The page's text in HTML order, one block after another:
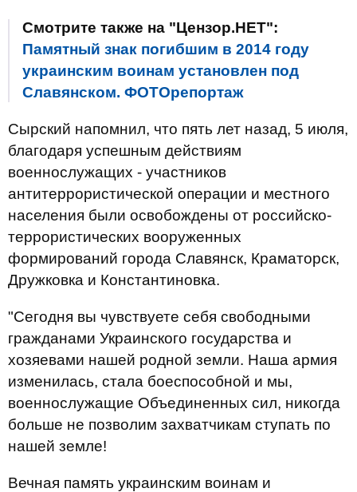
Смотрите также на "Цензор.НЕТ":
Памятный знак погибшим в 2014 году
украинским воинам установлен под
Славянском. ФОТОрепортаж
Сырский напомнил, что пять лет назад, 5 июля,
благодаря успешным действиям
военнослужащих - участников
антитеррористической операции и местного
населения были освобождены от российско-
террористических вооруженных
формирований города Славянск, Краматорск,
Дружковка и Константиновка.
"Сегодня вы чувствуете себя свободными
гражданами Украинского государства и
хозяевами нашей родной земли. Наша армия
изменилась, стала боеспособной и мы,
военнослужащие Объединенных сил, никогда
больше не позволим захватчикам ступать по
нашей земле!
Вечная память украинским воинам и